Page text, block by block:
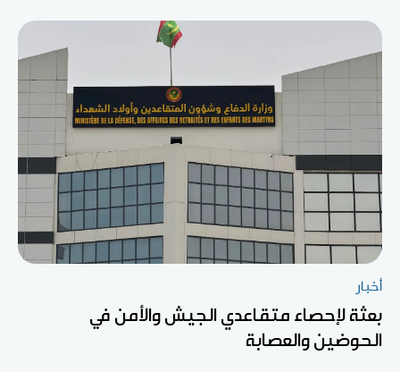
أخبار
بعثة لإحصاء متقاعدي الجيش والأمن في
الحوضين والعصابة